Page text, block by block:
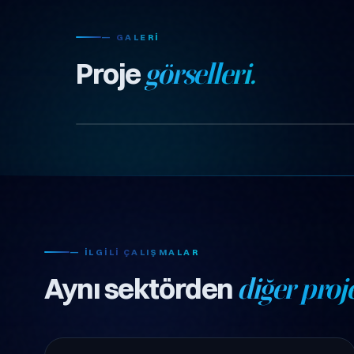
— GALERI
Projegörselleri.
— İLGILI ÇALIŞMALAR
Aynı sektördendiğer